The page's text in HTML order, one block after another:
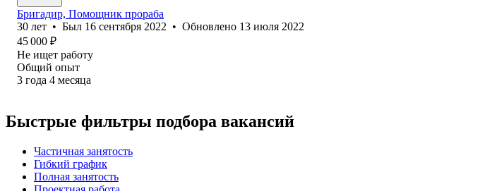
Бригадир, Помощник прораба
30 лет • Был 16 сентября 2022 • Обновлено 13 июля 2022
45 000 ₽
Не ищет работу
Общий опыт
3 года 4 месяца
Быстрые фильтры подбора вакансий
Частичная занятость
Гибкий график
Полная занятость